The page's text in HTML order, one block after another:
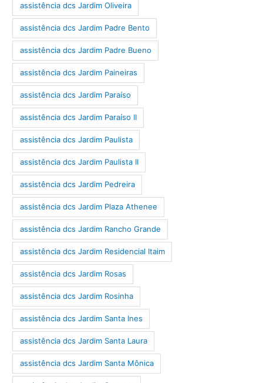
assistência dcs Jardim Oliveira
assistência dcs Jardim Padre Bento
assistência dcs Jardim Padre Bueno
assistência dcs Jardim Paineiras
assistência dcs Jardim Paraíso
assistência dcs Jardim Paraíso II
assistência dcs Jardim Paulista
assistência dcs Jardim Paulista II
assistência dcs Jardim Pedreira
assistência dcs Jardim Plaza Athenee
assistência dcs Jardim Rancho Grande
assistência dcs Jardim Residencial Itaim
assistência dcs Jardim Rosas
assistência dcs Jardim Rosinha
assistência dcs Jardim Santa Ines
assistência dcs Jardim Santa Laura
assistência dcs Jardim Santa Mônica